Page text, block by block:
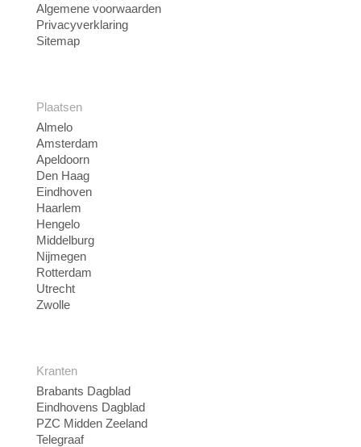
Algemene voorwaarden
Privacyverklaring
Sitemap
Plaatsen
Almelo
Amsterdam
Apeldoorn
Den Haag
Eindhoven
Haarlem
Hengelo
Middelburg
Nijmegen
Rotterdam
Utrecht
Zwolle
Kranten
Brabants Dagblad
Eindhovens Dagblad
PZC Midden Zeeland
Telegraaf